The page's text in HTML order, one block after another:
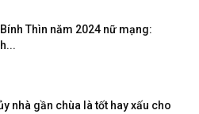
Thìn năm 2024 nữ mạng:
nhà gần chùa là tốt hay xấu cho